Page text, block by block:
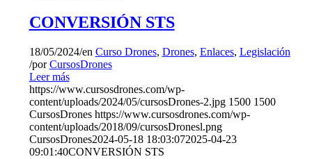
CONVERSIÓN STS
18/05/2024/en Curso Drones, Drones, Enlaces, Legislación
/porCursosDrones
Leer más
https://www.cursosdrones.com/wp-
content/uploads/2024/05/cursosDrones-2.jpg 1500 1500
CursosDrones https://www.cursosdrones.com/wp-
content/uploads/2018/09/cursosDronesl.png
CursosDrones2024-05-18 18:03:072025-04-23
09:01:40CONVERSIÓN STS